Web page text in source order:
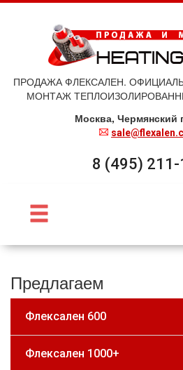
ПРОДАЖА ФЛЕКСАЛЕН.
МОНТАЖ
Москва, Чермянский
8 (495) 211-
Предлагаем
Флексален 600
Флексален 1000+